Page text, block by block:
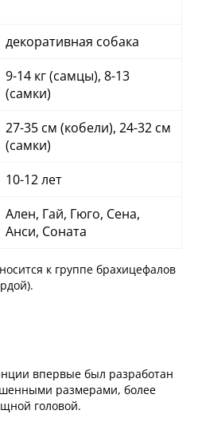
декоративная собака
9-14 кг (самцы), 8-13
(самки)
27-35 см (кобели), 24-32 см
(самки)
10-12 лет
Ален, Гай, Гюго, Сена,
Анси, Соната
к группе брахицефалов
впервые был разработан
размерами, более
головой.